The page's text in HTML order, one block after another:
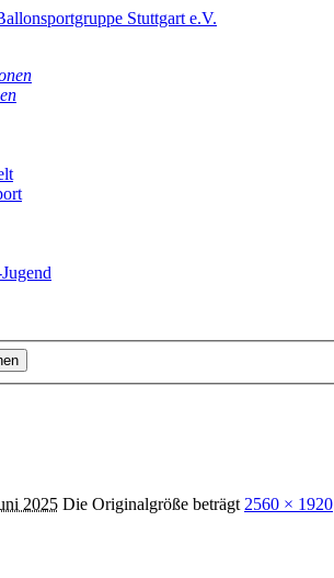
2025 Die Originalgröße beträgt2560 × 1920